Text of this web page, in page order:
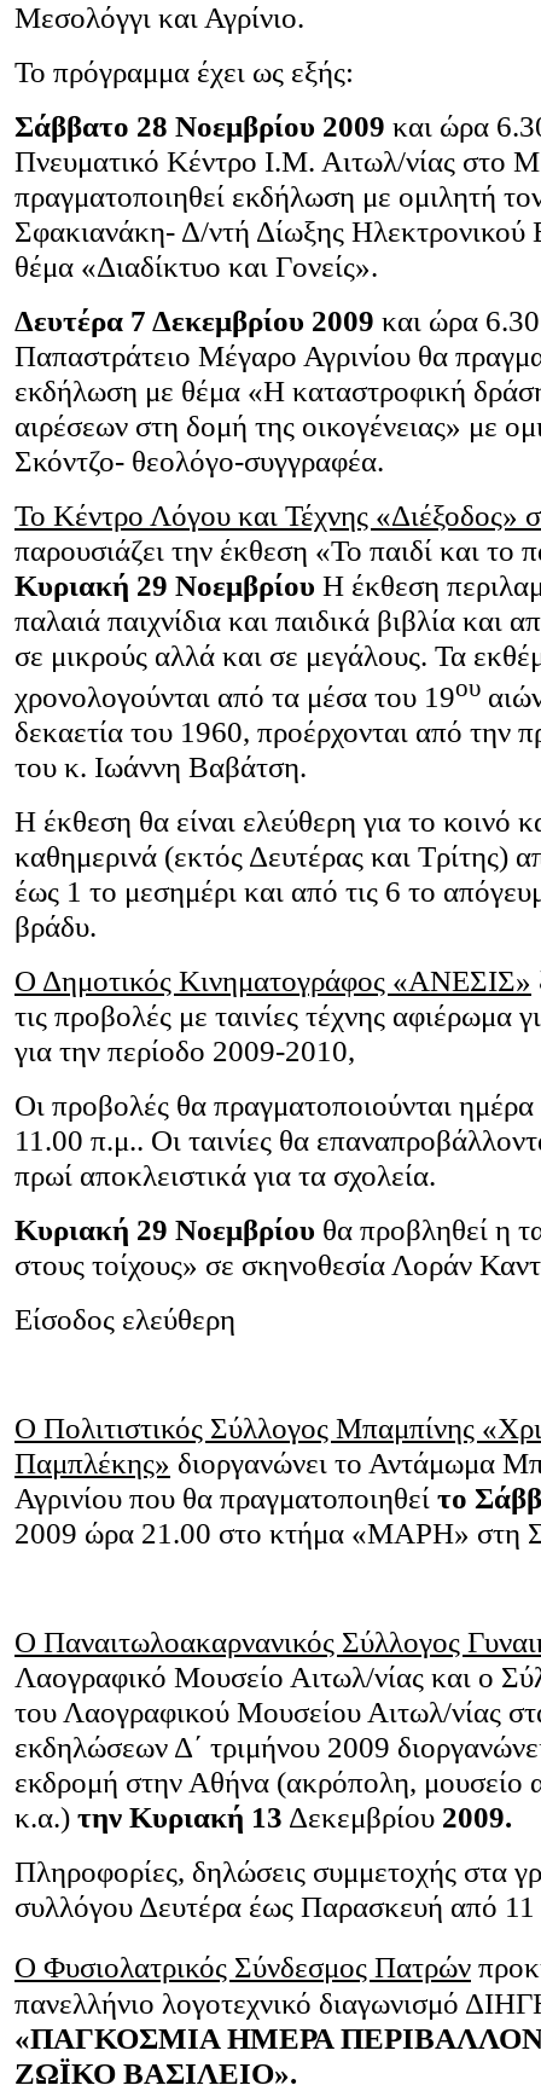
Μεσολόγγι και Αγρίνιο.
Το πρόγραμμα έχει ως εξής:
Σάββατο 28 Νοεμβρίου 2009 και ώρα
Πνευματικό Κέντρο Ι.Μ. Αιτωλ/νίας στο
πραγματοποιηθεί εκδήλωση με ομιλητή
Σφακιανάκη- Δ/ντή Δίωξης Ηλεκτρονικού
θέμα «Διαδίκτυο και Γονείς».
Δευτέρα 7 Δεκεμβρίου 2009 και ώρα
Παπαστράτειο Μέγαρο Αγρινίου θα
εκδήλωση με θέμα «Η καταστροφική
αιρέσεων στη δομή της οικογένειας» με
Σκόντζο- θεολόγο-συγγραφέα.
Το Κέντρο Λόγου και Τέχνης «Διέξοδος»
παρουσιάζει την έκθεση «Το παιδί και το
Κυριακή 29 Νοεμβρίου Η έκθεση
παλαιά παιχνίδια και παιδικά βιβλία και
σε μικρούς αλλά και σε μεγάλους. Τα
χρονολογούνται από τα μέσα του 19ου
δεκαετία του 1960, προέρχονται από την
του κ. Ιωάννη Βαβάτση.
Η έκθεση θα είναι ελεύθερη για το κοινό
καθημερινά (εκτός Δευτέρας και Τρίτης)
έως 1 το μεσημέρι και από τις 6 το
βράδυ.
Ο Δημοτικός Κινηματογράφος «ΑΝΕΣΙΣ»
τις προβολές με ταινίες τέχνης αφιέρωμα
για την περίοδο 2009-2010,
Οι προβολές θα πραγματοποιούνται
11.00 π.μ.. Οι ταινίες θα
πρωί αποκλειστικά για τα σχολεία.
Κυριακή 29 Νοεμβρίου θα προβληθεί η
στους τοίχους» σε σκηνοθεσία Λοράν
Είσοδος ελεύθερη
Ο Πολιτιστικός Σύλλογος Μπαμπίνης
Παμπλέκης» διοργανώνει το Αντάμωμα
Αγρινίου που θα πραγματοποιηθεί το
2009 ώρα 21.00 στο κτήμα «ΜΑΡΗ» στη
Ο Παναιτωλοακαρνανικός Σύλλογος
Λαογραφικό Μουσείο Αιτωλ/νίας και ο
του Λαογραφικού Μουσείου Αιτωλ/νίας
εκδηλώσεων Δ΄ τριμήνου 2009
εκδρομή στην Αθήνα (ακρόπολη, μουσείο
κ.α.) την Κυριακή 13 Δεκεμβρίου 2009.
Πληροφορίες, δηλώσεις συμμετοχής στα
συλλόγου Δευτέρα έως Παρασκευή από
Ο Φυσιολατρικός Σύνδεσμος Πατρών
πανελλήνιο λογοτεχνικό διαγωνισμό
«ΠΑΓΚΟΣΜΙΑ ΗΜΕΡΑ
ΖΩΪΚΟ ΒΑΣΙΛΕΙΟ».